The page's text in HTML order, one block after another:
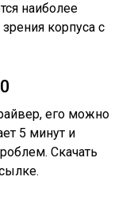
наиболее
корпуса с
его можно
5 минут и
Скачать